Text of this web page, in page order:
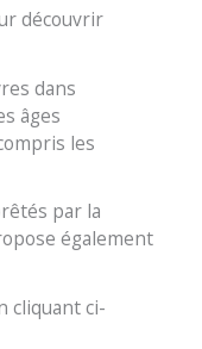
découvrir
dans
âges
les
par la
également
cliquant ci-